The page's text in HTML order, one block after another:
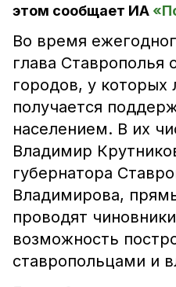
этом сообщает ИА
Во время
глава Ставрополья
городов, у которых
получается
населением. В их
Владимир
губернатора
Владимирова,
проводят
возможность
ставропольцами и